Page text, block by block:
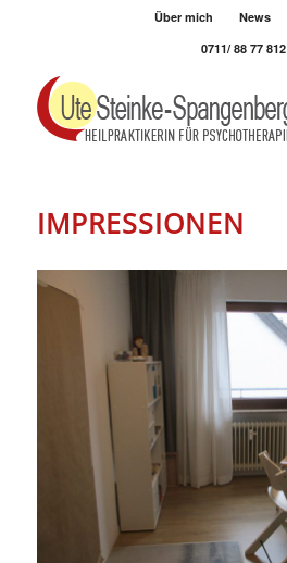
Über mich News
0711/ 88 77 812
IMPRESSIONEN